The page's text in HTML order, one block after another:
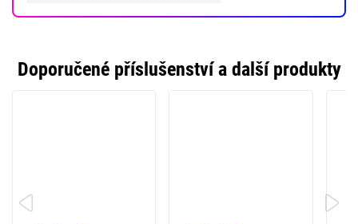
Doporučené příslušenství a další produkty